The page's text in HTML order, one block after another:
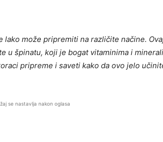
može pripremiti na različite načine.
u špinatu, koji je bogat vitaminima i
pripreme i saveti kako da ovo jelo
se nastavlja nakon oglasa